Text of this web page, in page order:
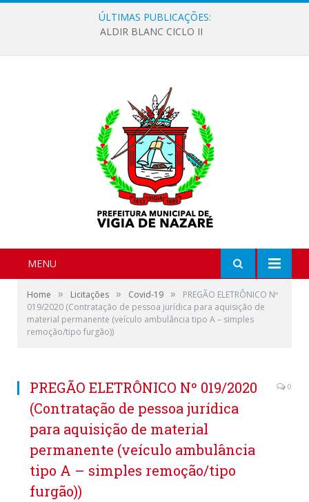
ÚLTIMAS PUBLICAÇÕES:
ALDIR BLANC CICLO II
MENU
Home » Licitações » Covid-19 »
PREGÃO ELETRÔNICO Nº
019/2020 (Contratação de pessoa jurídica para aquisição de
material permanente (veículo ambulância tipo A – simples
remoção/tipo furgão))
PREGÃO ELETRÔNICO Nº 019/2020
(Contratação de pessoa jurídica
para aquisição de material
permanente (veículo ambulância
tipo A – simples remoção/tipo
furgão))
0